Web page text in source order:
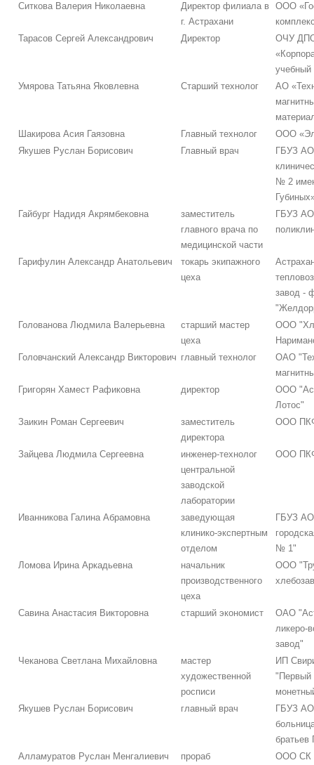
Ситкова Валерия Николаевна
Директор филиала в
г. Астрахани
ООО
Тарасов Сергей Александрович
Директор
ОЧУ
учебный
Умярова Татьяна Яковлевна
Старший технолог
АО
Шакирова Асия Гаязовна
Главный технолог
ООО
Якушев Руслан Борисович
Главный врач
ГБУЗ АО
№ 2
Гайбург Надидя Акрямбековна
заместитель
главного врача по
медицинской части
ГБУЗ АО
Гарифулин Александр Анатольевич
токарь экипажного
цеха
завод -
Голованова Людмила Валерьевна
старший мастер
цеха
ООО
Головчанский Александр Викторович главный технолог
ОАО
Григорян Хамест Рафиковна
директор
ООО
Лотос"
Заикин Роман Сергеевич
заместитель
директора
ООО
Зайцева Людмила Сергеевна
инженер-технолог
центральной
заводской
лаборатории
ООО
Иванникова Галина Абрамовна
заведующая
клинико-экспертным
отделом
ГБУЗ АО
№ 1"
Ломова Ирина Аркадьевна
начальник
производственного
цеха
ООО
Савина Анастасия Викторовна старший экономист
ОАО
ликеро-
завод"
Чеканова Светлана Михайловна
мастер
художественной
росписи
ИП
"Первый
Якушев Руслан Борисович
главный врач
ГБУЗ АО
братьев
Алламуратов Руслан Менгалиевич
прораб ООО СК